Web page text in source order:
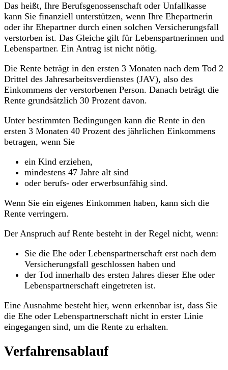
Das heißt, Ihre Berufsgenossenschaft oder Unfallkasse
kann Sie finanziell unterstützen, wenn Ihre Ehepartnerin
oder ihr Ehepartner durch einen solchen Versicherungsfall
verstorben ist. Das Gleiche gilt für Lebenspartnerinnen und
Lebenspartner. Ein Antrag ist nicht nötig.
Die Rente beträgt in den ersten 3 Monaten nach dem Tod 2
Drittel des Jahresarbeitsverdienstes (JAV), also des
Einkommens der verstorbenen Person. Danach beträgt die
Rente grundsätzlich 30 Prozent davon.
Unter bestimmten Bedingungen kann die Rente in den
ersten 3 Monaten 40 Prozent des jährlichen Einkommens
betragen, wenn Sie
ein Kind erziehen,
mindestens 47 Jahre alt sind
oder berufs- oder erwerbsunfähig sind.
Wenn Sie ein eigenes Einkommen haben, kann sich die
Rente verringern.
Der Anspruch auf Rente besteht in der Regel nicht, wenn:
Sie die Ehe oder Lebenspartnerschaft erst nach dem
Versicherungsfall geschlossen haben und
der Tod innerhalb des ersten Jahres dieser Ehe oder
Lebenspartnerschaft eingetreten ist.
Eine Ausnahme besteht hier, wenn erkennbar ist, dass Sie
die Ehe oder Lebenspartnerschaft nicht in erster Linie
eingegangen sind, um die Rente zu erhalten.
Verfahrensablauf